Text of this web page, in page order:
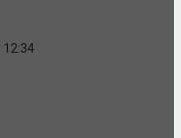
12:34